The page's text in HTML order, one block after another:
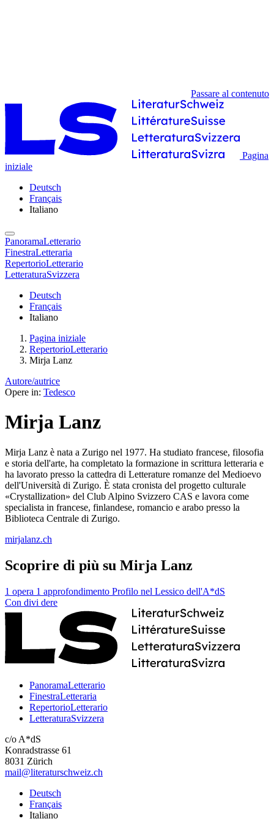
Passare al contenuto
Pagina
iniziale
Deutsch
Français
Italiano
PanoramaLetterario
FinestraLetteraria
RepertorioLetterario
LetteraturaSvizzera
Deutsch
Français
Italiano
Pagina iniziale
RepertorioLetterario
Mirja Lanz
Autore/autrice
Opere in: Tedesco
Mirja Lanz
Mirja Lanz è nata a Zurigo nel 1977. Ha studiato francese, filosofia
e storia dell'arte, ha completato la formazione in scrittura letteraria e
ha lavorato presso la cattedra di Letterature romanze del Medioevo
dell'Università di Zurigo. È stata cronista del progetto culturale
«Crystallization» del Club Alpino Svizzero CAS e lavora come
specialista in francese, finlandese, romancio e arabo presso la
Biblioteca Centrale di Zurigo.
mirjalanz.ch
Scoprire di più su Mirja Lanz
1 opera 1 approfondimento Profilo nel Lessico dell'A*dS
Con divi dere
PanoramaLetterario
FinestraLetteraria
RepertorioLetterario
LetteraturaSvizzera
c/o A*dS
Konradstrasse 61
8031 Zürich
mail@literaturschweiz.ch
Deutsch
Français
Italiano